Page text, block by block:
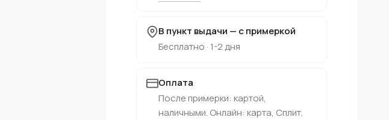
В пункт выдачи — с примеркой
Бесплатно · 1-2 дня
Оплата
После примерки: картой,
наличными. Онлайн: карта, Сплит,